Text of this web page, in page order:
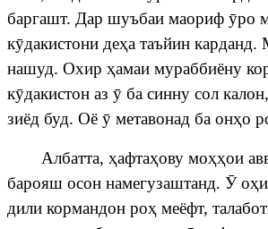
баргашт. Дар шуъбаи маориф ӯро
кӯдакистони деҳа таъйин карданд.
нашуд. Охир ҳамаи мураббиёну
кӯдакистон аз ӯ ба синну сол
зиёд буд. Оё ӯ метавонад ба онҳо
Албатта, ҳафтаҳову моҳҳои
барояш осон намегузаштанд. Ӯоҳ
дили кормандон роҳ меёфт,